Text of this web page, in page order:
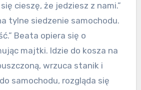
cieszę, że jedziesz z nami.”
tylne siedzenie samochodu.
Beata opiera się o
majtki. Idzie do kosza na
wrzuca stanik i
samochodu, rozgląda się